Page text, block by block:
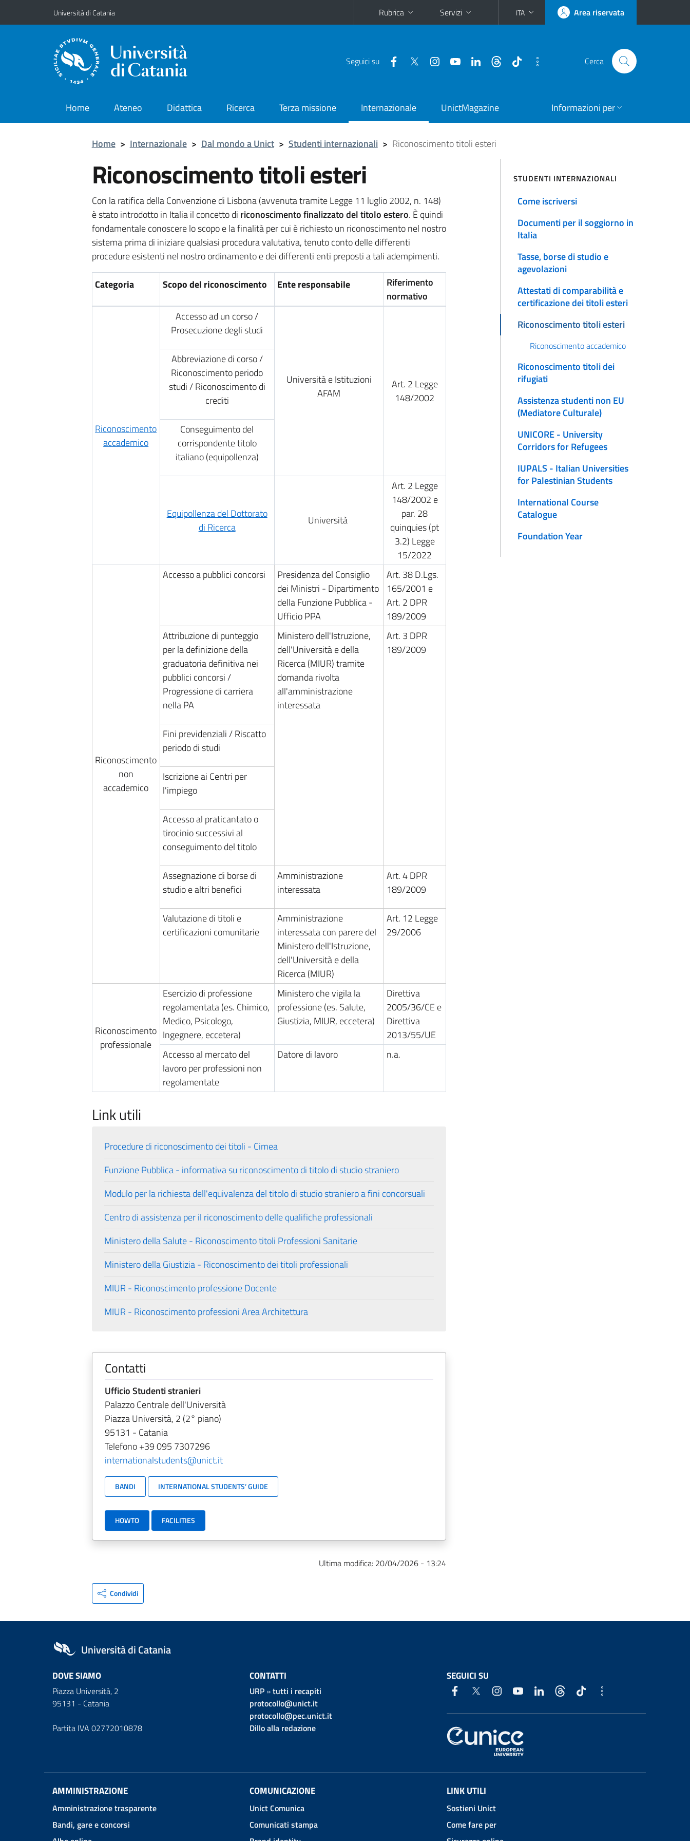
Vai al contenuto principale
Vai al menu di navigazione
Università di Catania Rubrica Servizi ITA Area riservata
Seguici su Cerca
Home Ateneo Didattica Ricerca Terza missione Internazionale UnictMagazine Informazioni per
Home > Internazionale > Dal mondo a Unict > Studenti internazionali > Riconoscimento titoli esteri
Riconoscimento titoli esteri
Con la ratifica della Convenzione di Lisbona (avvenuta tramite Legge 11 luglio 2002, n. 148)
è stato introdotto in Italia il concetto di riconoscimento finalizzato del titolo estero. È quindi
fondamentale conoscere lo scopo e la finalità per cui è richiesto un riconoscimento nel nostro
sistema prima di iniziare qualsiasi procedura valutativa, tenuto conto delle differenti
procedure esistenti nel nostro ordinamento e dei differenti enti preposti a tali adempimenti.
Categoria Scopo del riconoscimento Ente responsabile
Riferimento
normativo
Riconoscimento
accademico
Accesso ad un corso /
Prosecuzione degli studi
Università e Istituzioni
AFAM
Art. 2 Legge
148/2002
Abbreviazione di corso /
Riconoscimento periodo
studi / Riconoscimento di
crediti
Conseguimento del
corrispondente titolo
italiano (equipollenza)
Equipollenza del Dottorato
di Ricerca
Università
Art. 2 Legge
148/2002 e
par. 28
quinquies (pt
3.2) Legge
15/2022
Riconoscimento
non
accademico
Accesso a pubblici concorsi
Presidenza del Consiglio
dei Ministri - Dipartimento
della Funzione Pubblica -
Ufficio PPA
Art. 38 D.Lgs.
165/2001 e
Art. 2 DPR
189/2009
Attribuzione di punteggio
per la definizione della
graduatoria definitiva nei
pubblici concorsi /
Progressione di carriera
nella PA
Ministero dell'Istruzione,
dell'Università e della
Ricerca (MIUR) tramite
domanda rivolta
all'amministrazione
interessata
Art. 3 DPR
189/2009
Fini previdenziali / Riscatto
periodo di studi
Iscrizione ai Centri per
l'impiego
Accesso al praticantato o
tirocinio successivi al
conseguimento del titolo
Assegnazione di borse di
studio e altri benefici
Amministrazione
interessata
Art. 4 DPR
189/2009
Valutazione di titoli e
certificazioni comunitarie
Amministrazione
interessata con parere del
Ministero dell'Istruzione,
dell'Università e della
Ricerca (MIUR)
Art. 12 Legge
29/2006
Riconoscimento
professionale
Esercizio di professione
regolamentata (es. Chimico,
Medico, Psicologo,
Ingegnere, eccetera)
Ministero che vigila la
professione (es. Salute,
Giustizia, MIUR, eccetera)
Direttiva
2005/36/CE e
Direttiva
2013/55/UE
Accesso al mercato del
lavoro per professioni non
regolamentate
Datore di lavoro n.a.
Link utili
Procedure di riconoscimento dei titoli - Cimea
Funzione Pubblica - informativa su riconoscimento di titolo di studio straniero
Modulo per la richiesta dell'equivalenza del titolo di studio straniero a fini concorsuali
Centro di assistenza per il riconoscimento delle qualifiche professionali
Ministero della Salute - Riconoscimento titoli Professioni Sanitarie
Ministero della Giustizia - Riconoscimento dei titoli professionali
MIUR - Riconoscimento professione Docente
MIUR - Riconoscimento professioni Area Architettura
Contatti
Ufficio Studenti stranieri
Palazzo Centrale dell'Università
Piazza Università, 2 (2° piano)
95131 - Catania
Telefono +39 095 7307296
internationalstudents@unict.it
BANDI INTERNATIONAL STUDENTS’ GUIDE
HOWTO FACILITIES
Ultima modifica: 20/04/2026 - 13:24
Condividi
STUDENTI INTERNAZIONALI
Come iscriversi
Documenti per il soggiorno in
Italia
Tasse, borse di studio e
agevolazioni
Attestati di comparabilità e
certificazione dei titoli esteri
Riconoscimento titoli esteri
Riconoscimento accademico
Riconoscimento titoli dei
rifugiati
Assistenza studenti non EU
(Mediatore Culturale)
UNICORE - University
Corridors for Refugees
IUPALS - Italian Universities
for Palestinian Students
International Course
Catalogue
Foundation Year
Università di Catania
DOVE SIAMO
Piazza Università, 2
95131 - Catania
Partita IVA 02772010878
CONTATTI
URP»tutti i recapiti
protocollo@unict.it
protocollo@pec.unict.it
Dillo alla redazione
SEGUICI SU
AMMINISTRAZIONE
Amministrazione trasparente
Bandi, gare e concorsi
COMUNICAZIONE
Unict Comunica
Comunicati stampa
LINK UTILI
Sostieni Unict
Come fare per